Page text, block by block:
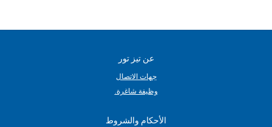
عن تيز تور
جهات الاتصال
وظيفة شاغرة.
الأحكام والشروط